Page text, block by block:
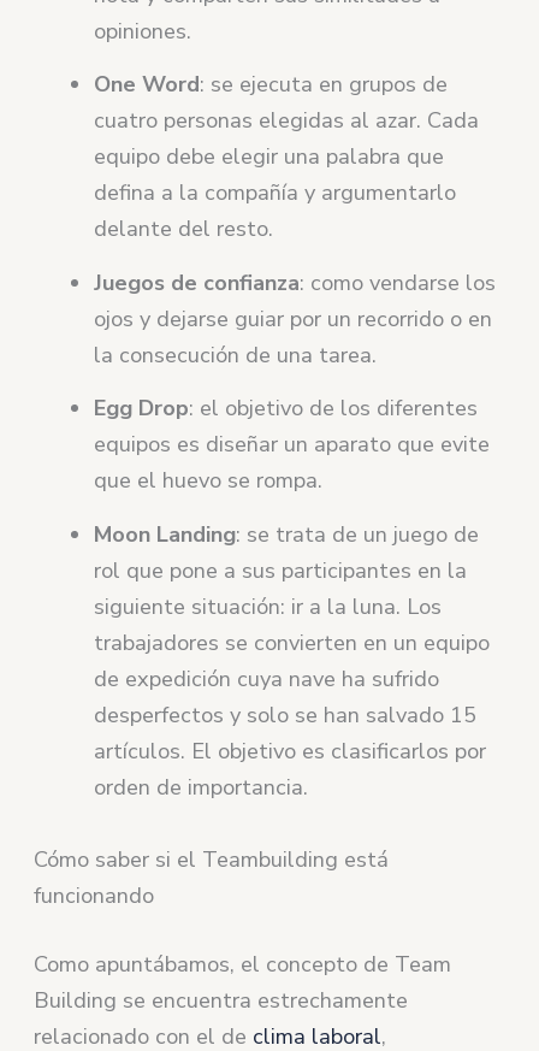
opiniones.
One Word: se ejecuta en grupos de
cuatro personas elegidas al azar. Cada
equipo debe elegir una palabra que
defina a la compañía y argumentarlo
delante del resto.
Juegos de confianza: como vendarse los
ojos y dejarse guiar por un recorrido o en
la consecución de una tarea.
Egg Drop: el objetivo de los diferentes
equipos es diseñar un aparato que evite
que el huevo se rompa.
Moon Landing: se trata de un juego de
rol que pone a sus participantes en la
siguiente situación: ir a la luna. Los
trabajadores se convierten en un equipo
de expedición cuya nave ha sufrido
desperfectos y solo se han salvado 15
artículos. El objetivo es clasificarlos por
orden de importancia.
Cómo saber si el Teambuilding está
funcionando
Como apuntábamos, el concepto de Team
Building se encuentra estrechamente
relacionado con el de clima laboral,